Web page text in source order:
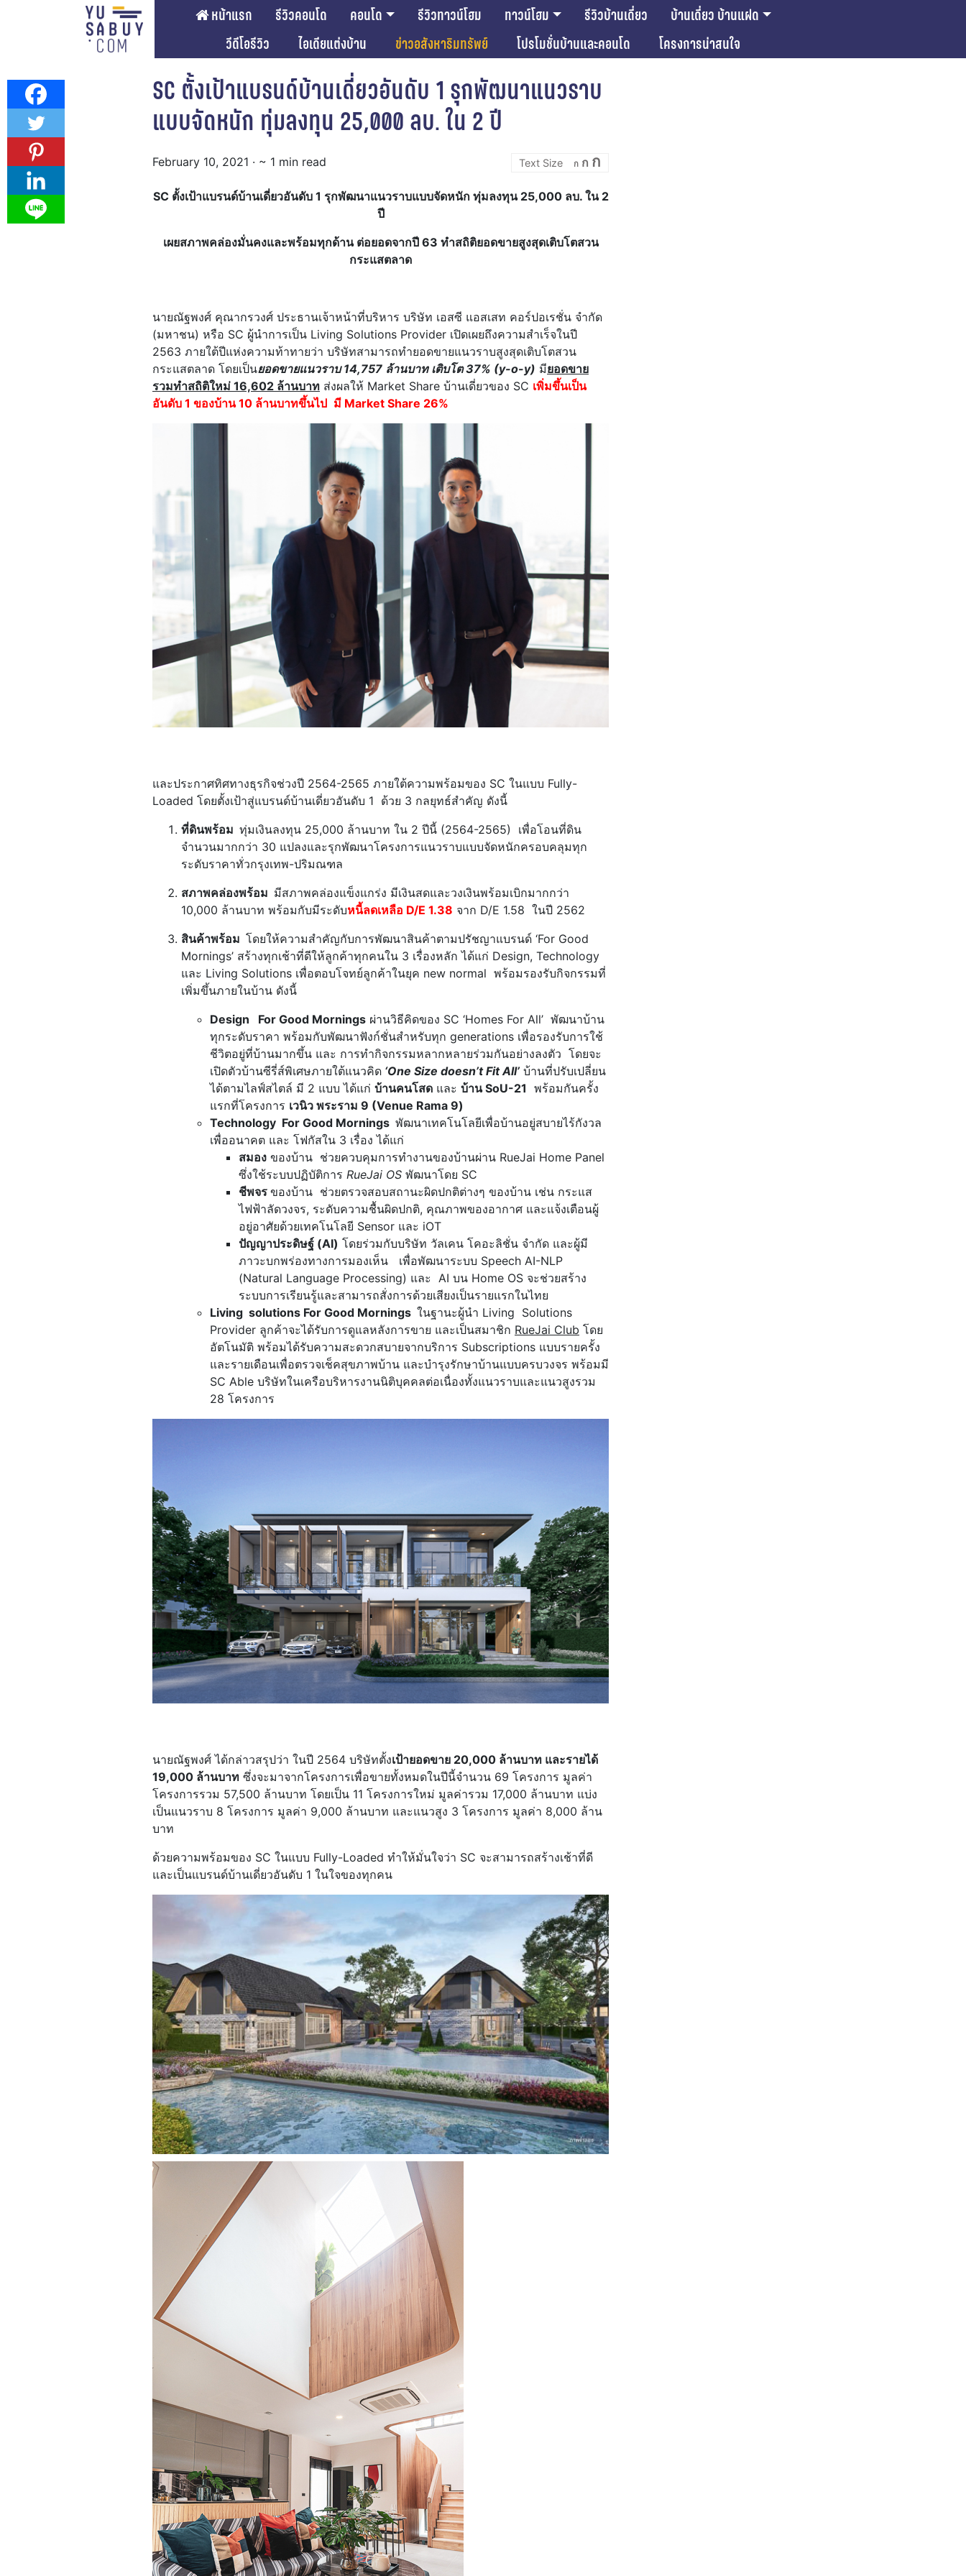
หน้าแรก รีวิวคอนโด คอนโด รีวิวทาวน์โฮม ทาวน์โฮม รีวิวบ้านเดี่ยว
บ้านเดี่ยว บ้านแฝด
วีดีโอรีวิว
ไอเดียแต่งบ้าน ข่าวอสังหาริมทรัพย์ โปรโมชั่นบ้านและคอนโด โครงการน่าสนใจ
SC ตั้งเป้าแบรนด์บ้านเดี่ยวอันดับ 1 รุกพัฒนาแนวราบ
แบบจัดหนัก ทุ่มลงทุน 25,000 ลบ. ใน 2 ปี
February 10, 2021 · ~ 1 min read ก
Decrease
font
size.
ก Reset
font
ก
SC ตั้งเป้าแบรนด์บ้านเดี่ยวอันดับ 1 รุกพัฒนาแนวราบแบบจัดหนัก ทุ่มลงทุน 25,000 ลบ. ใน 2
ปี
เผยสภาพคล่องมั่นคงและพร้อมทุกด้าน ต่อยอดจากปี 63 ทำสถิติยอดขายสูงสุดเติบโตสวน
กระแสตลาด
นายณัฐพงศ์ คุณากรวงศ์ ประธานเจ้าหน้าที่บริหาร บริษัท เอสซี แอสเสท คอร์ปอเรชั่น จำกัด
(มหาชน) หรือ SC ผู้นำการเป็น Living Solutions Provider เปิดเผยถึงความสำเร็จในปี
2563 ภายใต้ปีแห่งความท้าทายว่า บริษัทสามารถทำยอดขายแนวราบสูงสุดเติบโตสวน
กระแสตลาด โดยเป็นยอดขายแนวราบ 14,757 ล้านบาท เติบโต 37% (y-o-y) มียอดขาย
รวมทำสถิติใหม่ 16,602 ล้านบาท ส่งผลให้ Market Share บ้านเดี่ยวของ SC เพิ่มขึ้นเป็น
อันดับ 1 ของบ้าน 10 ล้านบาทขึ้นไป มี Market Share 26%
และประกาศทิศทางธุรกิจช่วงปี 2564-2565 ภายใต้ความพร้อมของ SC ในแบบ Fully-
Loaded โดยตั้งเป้าสู่แบรนด์บ้านเดี่ยวอันดับ 1 ด้วย 3 กลยุทธ์สำคัญ ดังนี้
ที่ดินพร้อม ทุ่มเงินลงทุน 25,000 ล้านบาท ใน 2 ปีนี้ (2564-2565) เพื่อโอนที่ดิน
จำนวนมากกว่า 30 แปลงและรุกพัฒนาโครงการแนวราบแบบจัดหนักครอบคลุมทุก
ระดับราคาทั่วกรุงเทพ-ปริมณฑล
สภาพคล่องพร้อม มีสภาพคล่องแข็งแกร่ง มีเงินสดและวงเงินพร้อมเบิกมากกว่า
10,000 ล้านบาท พร้อมกับมีระดับหนี้ลดเหลือ D/E 1.38 จาก D/E 1.58 ในปี 2562
สินค้าพร้อม โดยให้ความสำคัญกับการพัฒนาสินค้าตามปรัชญาแบรนด์ ‘For Good
Mornings’ สร้างทุกเช้าที่ดีให้ลูกค้าทุกคนใน 3 เรื่องหลัก ได้แก่ Design, Technology
และ Living Solutions เพื่อตอบโจทย์ลูกค้าในยุค new normal พร้อมรองรับกิจกรรมที่
เพิ่มขึ้นภายในบ้าน ดังนี้
Design For Good Mornings ผ่านวิธีคิดของ SC ‘Homes For All’ พัฒนาบ้าน
ทุกระดับราคา พร้อมกับพัฒนาฟังก์ชั่นสำหรับทุก generations เพื่อรองรับการใช้
ชีวิตอยู่ที่บ้านมากขึ้น และ การทำกิจกรรมหลากหลายร่วมกันอย่างลงตัว โดยจะ
เปิดตัวบ้านซีรี่ส์พิเศษภายใต้แนวคิด ‘One Size doesn’t Fit All’ บ้านที่ปรับเปลี่ยน
ได้ตามไลฟ์สไตล์ มี 2 แบบ ได้แก่ บ้านคนโสด และ บ้าน SoU-21 พร้อมกันครั้ง
แรกที่โครงการ เวนิว พระราม 9 (Venue Rama 9)
Technology For Good Mornings พัฒนาเทคโนโลยีเพื่อบ้านอยู่สบายไร้กังวล
เพื่ออนาคต และ โฟกัสใน 3 เรื่อง ได้แก่
สมอง ของบ้าน ช่วยควบคุมการทำงานของบ้านผ่าน RueJai Home Panel
ซึ่งใช้ระบบปฏิบัติการ RueJai OS พัฒนาโดย SC
ชีพจร ของบ้าน ช่วยตรวจสอบสถานะผิดปกติต่างๆ ของบ้าน เช่น กระแส
ไฟฟ้าลัดวงจร, ระดับความชื้นผิดปกติ, คุณภาพของอากาศ และแจ้งเตือนผู้
อยู่อาศัยด้วยเทคโนโลยี Sensor และ iOT
ปัญญาประดิษฐ์ (AI) โดยร่วมกับบริษัท วัลเคน โคอะลิชั่น จํากัด และผู้มี
ภาวะบกพร่องทางการมองเห็น เพื่อพัฒนาระบบ Speech AI-NLP
(Natural Language Processing) และ AI บน Home OS จะช่วยสร้าง
ระบบการเรียนรู้และสามารถสั่งการด้วยเสียงเป็นรายแรกในไทย
Living solutions For Good Mornings ในฐานะผู้นำ Living Solutions
Provider ลูกค้าจะได้รับการดูแลหลังการขาย และเป็นสมาชิก RueJai Club โดย
อัตโนมัติ พร้อมได้รับความสะดวกสบายจากบริการ Subscriptions แบบรายครั้ง
และรายเดือนเพื่อตรวจเช็คสุขภาพบ้าน และบำรุงรักษาบ้านแบบครบวงจร พร้อมมี
SC Able บริษัทในเครือบริหารงานนิติบุคคลต่อเนื่องทั้งแนวราบและแนวสูงรวม
28 โครงการ
นายณัฐพงศ์ ได้กล่าวสรุปว่า ในปี 2564 บริษัทตั้งเป้ายอดขาย 20,000 ล้านบาท และรายได้
19,000 ล้านบาท ซึ่งจะมาจากโครงการเพื่อขายทั้งหมดในปีนี้จำนวน 69 โครงการ มูลค่า
โครงการรวม 57,500 ล้านบาท โดยเป็น 11 โครงการใหม่ มูลค่ารวม 17,000 ล้านบาท แบ่ง
เป็นแนวราบ 8 โครงการ มูลค่า 9,000 ล้านบาท และแนวสูง 3 โครงการ มูลค่า 8,000 ล้าน
บาท
ด้วยความพร้อมของ SC ในแบบ Fully-Loaded ทำให้มั่นใจว่า SC จะสามารถสร้างเช้าที่ดี
และเป็นแบรนด์บ้านเดี่ยวอันดับ 1 ในใจของทุกคน